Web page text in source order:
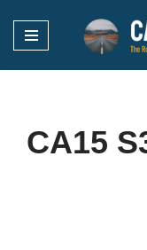
Ga
naar
CA15